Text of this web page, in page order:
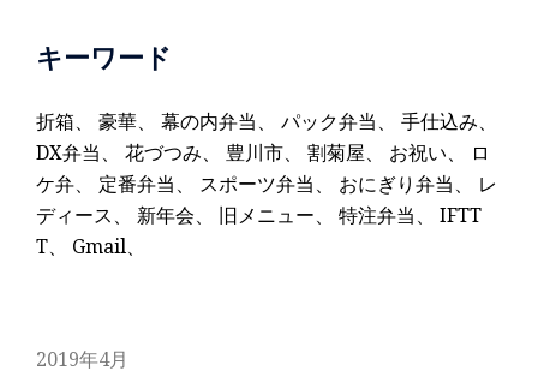
キーワード
折箱、 豪華、 幕の内弁当、 パック弁当、 手仕込み、
DX弁当、 花づつみ、 豊川市、 割菊屋、 お祝い、
ロ
ケ弁、 定番弁当、 スポーツ弁当、 おにぎり弁当、 レ
ディース、 新年会、 旧メニュー、 特注弁当、 IFTT
T、 Gmail、
2019年4月